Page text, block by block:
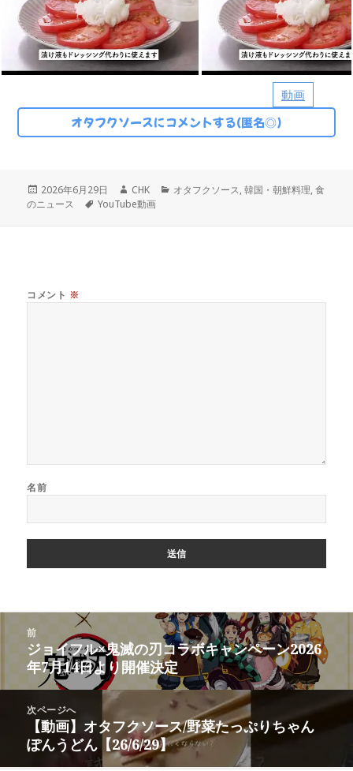
動画
オタフクソースにコメントする(匿名◎)
投
稿
2026年6月29日
作
成
CHK
カ
オタフクソース,韓国・朝鮮料理,食
のニュース
タ
YouTube動画
コメント ※
名前
前
前
の
投
稿:
ジョイフル×鬼滅の刃コラボキャンペーン2026
年7月14日より開催決定
次ページへ
次
の
投
【動画】オタフクソース/野菜たっぷりちゃん
ぽんうどん【26/6/29】